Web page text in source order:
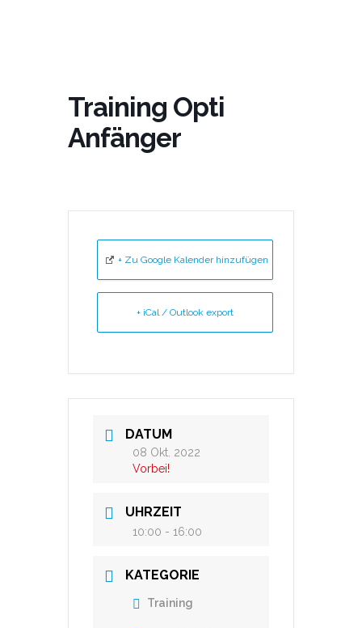
Training Opti
Anfänger
+ Zu Google Kalender hinzufügen
+ iCal / Outlook export
DATUM
08 Okt. 2022
Vorbei!
UHRZEIT
10:00 - 16:00
KATEGORIE
Training